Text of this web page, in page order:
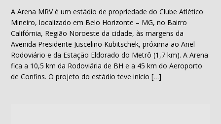
A Arena MRV é um estádio de propriedade do Clube Atlético
Mineiro, localizado em Belo Horizonte – MG, no Bairro
Califórnia, Região Noroeste da cidade, às margens da
Avenida Presidente Juscelino Kubitschek, próxima ao Anel
Rodoviário e da Estação Eldorado do Metrô (1,7 km). A Arena
fica a 10,5 km da Rodoviária de BH e a 45 km do Aeroporto
de Confins. O projeto do estádio teve início […]